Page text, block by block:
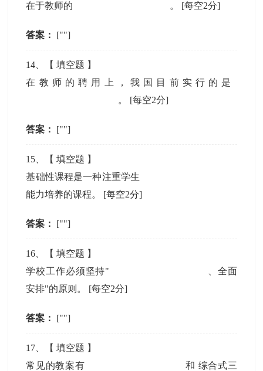
在于教师的
。 [每空2分]
答案： [""]
14 、【填空题 】
在教师的聘用上，我国目前实行的是
。 [每空2分]
答案： [""]
15 、【填空题 】
基础性课程是一种注重学生
能力培养的课程。 [每空2分]
答案： [""]
16 、【填空题 】
学校工作必须坚持"
、全面
安排"的原则。 [每空2分]
答案： [""]
17 、【填空题 】
常见的教案有
和 综合式三